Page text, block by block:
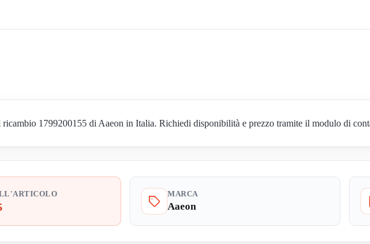
1799200155 di Aaeon in Italia. Richiedi disponibilità e prezzo tramite il modulo di
MARCA
Aaeon